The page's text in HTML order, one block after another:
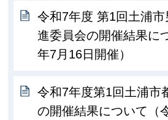
令和7年度 第1回土浦
進委員会の開催結果に
年7月16日開催）
令和7年度第1回土浦市
の開催結果について（